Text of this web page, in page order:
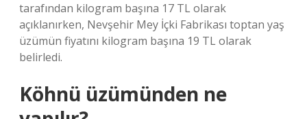
tarafından kilogram başına 17 TL olarak
açıklanırken, Nevşehir Mey İçki Fabrikası toptan yaş
üzümün fiyatını kilogram başına 19 TL olarak
belirledi.
Köhnü üzümünden ne